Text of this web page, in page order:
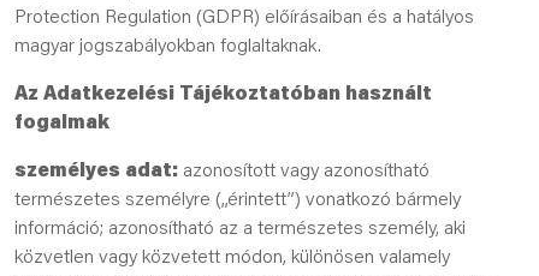
Protection Regulation (GDPR) előírásaiban és a hatályos
magyar jogszabályokban foglaltaknak.
Az Adatkezelési Tájékoztatóban használt
fogalmak
személyes adat: azonosított vagy azonosítható
természetes személyre („érintett”) vonatkozó bármely
információ; azonosítható az a természetes személy, aki
közvetlen vagy közvetett módon, különösen valamely